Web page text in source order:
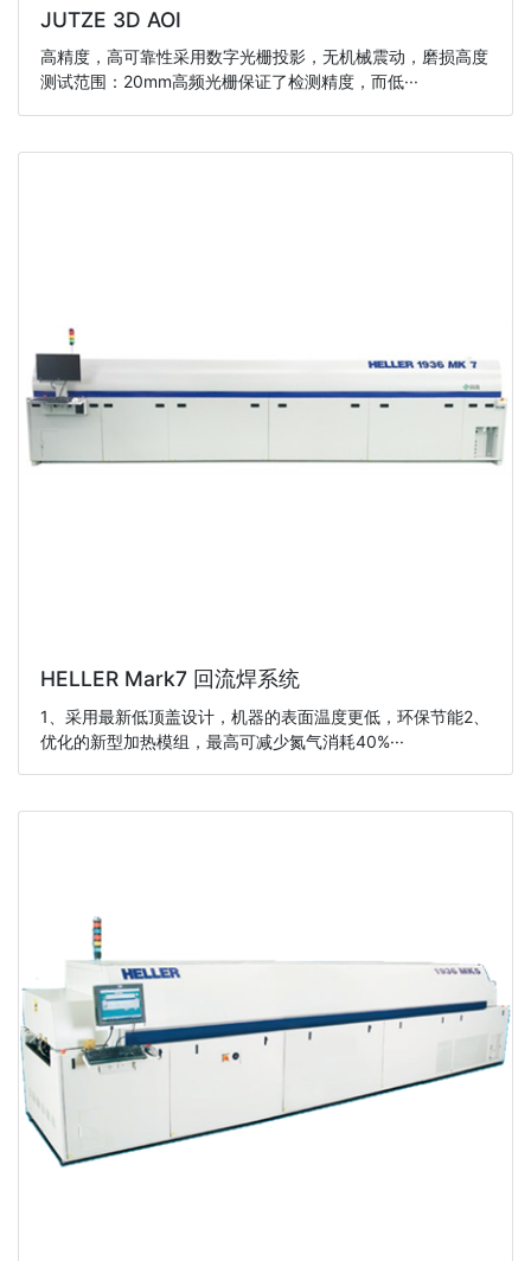
JUTZE 3D AOI
高精度，高可靠性采用数字光栅投影，无机械震动，磨损高度
测试范围：20mm高频光栅保证了检测精度，而低···
HELLER Mark7 回流焊系统
1、采用最新低顶盖设计，机器的表面温度更低，环保节能2、
优化的新型加热模组，最高可减少氮气消耗40%···